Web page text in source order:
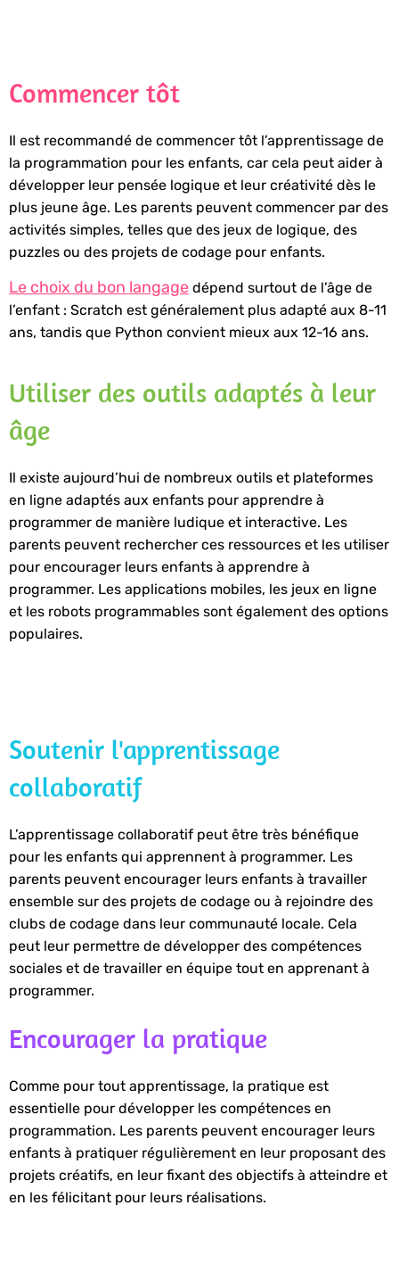
Commencer tôt
Il est recommandé de commencer tôt l’apprentissage de
la programmation pour les enfants, car cela peut aider à
développer leur pensée logique et leur créativité dès le
plus jeune âge. Les parents peuvent commencer par des
activités simples, telles que des jeux de logique, des
puzzles ou des projets de codage pour enfants.
Le choix du bon langage dépend surtout de l’âge de
l’enfant : Scratch est généralement plus adapté aux 8-11
ans, tandis que Python convient mieux aux 12-16 ans.
Utiliser des outils adaptés à leur
âge
Il existe aujourd’hui de nombreux outils et plateformes
en ligne adaptés aux enfants pour apprendre à
programmer de manière ludique et interactive. Les
parents peuvent rechercher ces ressources et les utiliser
pour encourager leurs enfants à apprendre à
programmer. Les applications mobiles, les jeux en ligne
et les robots programmables sont également des options
populaires.
Soutenir l'apprentissage
collaboratif
L’apprentissage collaboratif peut être très bénéfique
pour les enfants qui apprennent à programmer. Les
parents peuvent encourager leurs enfants à travailler
ensemble sur des projets de codage ou à rejoindre des
clubs de codage dans leur communauté locale. Cela
peut leur permettre de développer des compétences
sociales et de travailler en équipe tout en apprenant à
programmer.
Encourager la pratique
Comme pour tout apprentissage, la pratique est
essentielle pour développer les compétences en
programmation. Les parents peuvent encourager leurs
enfants à pratiquer régulièrement en leur proposant des
projets créatifs, en leur fixant des objectifs à atteindre et
en les félicitant pour leurs réalisations.